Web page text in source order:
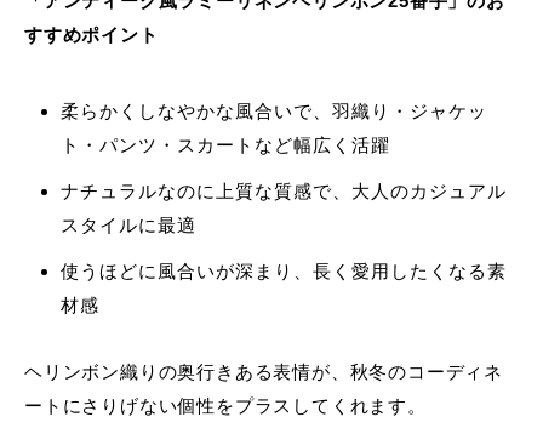
すすめポイント
柔らかくしなやかな風合いで、羽織り・ジャケッ
ト・パンツ・スカートなど幅広く活躍
ナチュラルなのに上質な質感で、大人のカジュアル
スタイルに最適
使うほどに風合いが深まり、長く愛用したくなる素
材感
ヘリンボン織りの奥行きある表情が、秋冬のコーディネ
ートにさりげない個性をプラスしてくれます。